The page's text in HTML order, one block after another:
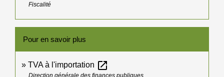
Fiscalité
Pour en savoir plus
TVA à l'importation open_in_new
Direction générale des finances publiques